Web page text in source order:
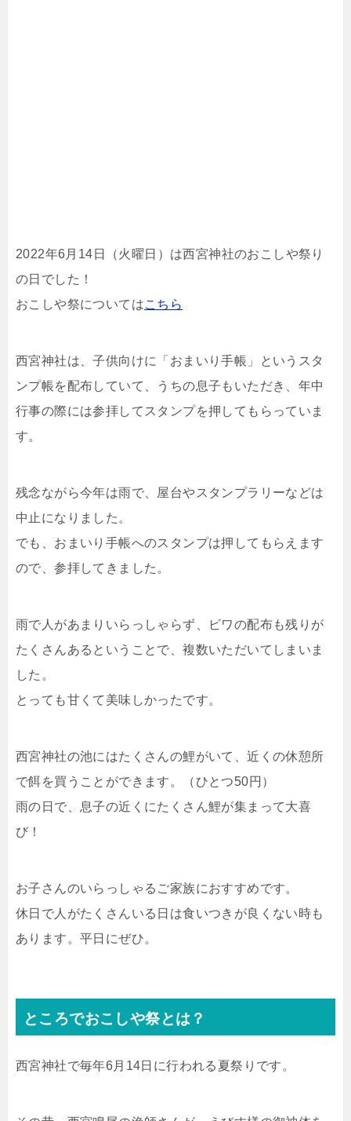
2022年6月14日（火曜日）は西宮神社のおこしや祭り
の日でした！
おこしや祭についてはこちら
西宮神社は、子供向けに「おまいり手帳」というスタ
ンプ帳を配布していて、うちの息子もいただき、年中
行事の際には参拝してスタンプを押してもらっていま
す。
残念ながら今年は雨で、屋台やスタンプラリーなどは
中止になりました。
でも、おまいり手帳へのスタンプは押してもらえます
ので、参拝してきました。
雨で人があまりいらっしゃらず、ビワの配布も残りが
たくさんあるということで、複数いただいてしまいま
した。
とっても甘くて美味しかったです。
西宮神社の池にはたくさんの鯉がいて、近くの休憩所
で餌を買うことができます。（ひとつ50円）
雨の日で、息子の近くにたくさん鯉が集まって大喜
び！
お子さんのいらっしゃるご家族におすすめです。
休日で人がたくさんいる日は食いつきが良くない時も
あります。平日にぜひ。
ところでおこしや祭とは？
西宮神社で毎年6月14日に行われる夏祭りです。